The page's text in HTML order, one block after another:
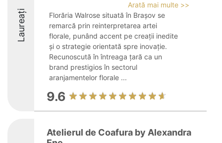
Laureați
Arată mai multe >>
Florăria Walrose situată în Brașov se
remarcă prin reinterpretarea artei
florale, punând accent pe creații inedite
și o strategie orientată spre inovație.
Recunoscută în întreaga țară ca un
brand prestigios în sectorul
aranjamentelor florale ...
9.6
Atelierul de Coafura by Alexandra